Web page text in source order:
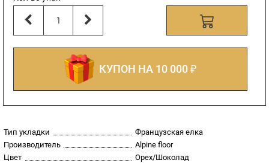
КУПОН НА 10 000 ₽
Тип укладки
Французская елка
Производитель
Alpine floor
Цвет
Орех/Шоколад